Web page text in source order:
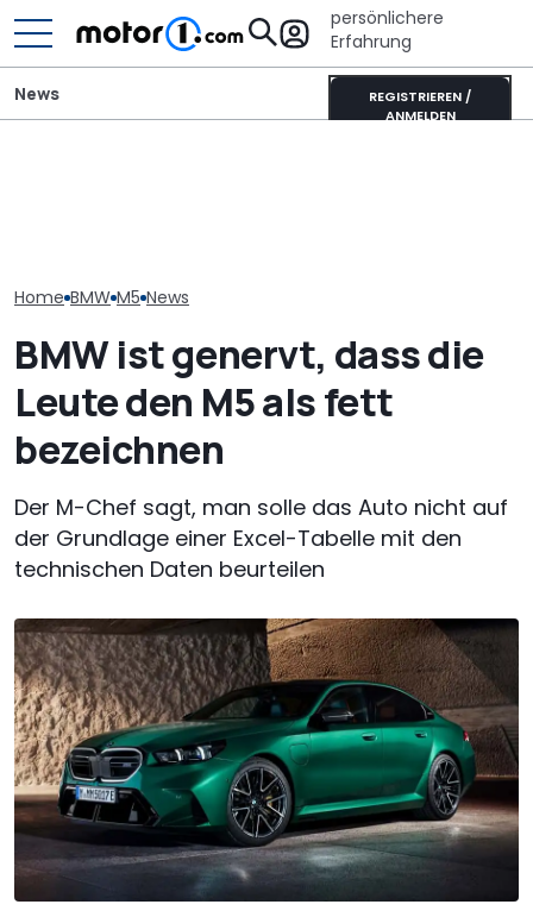
persönlichere
Erfahrung
REGISTRIEREN /
ANMELDEN
News
Home BMW M5 News
BMW ist genervt, dass die
Leute den M5 als fett
bezeichnen
Der M-Chef sagt, man solle das Auto nicht auf
der Grundlage einer Excel-Tabelle mit den
technischen Daten beurteilen